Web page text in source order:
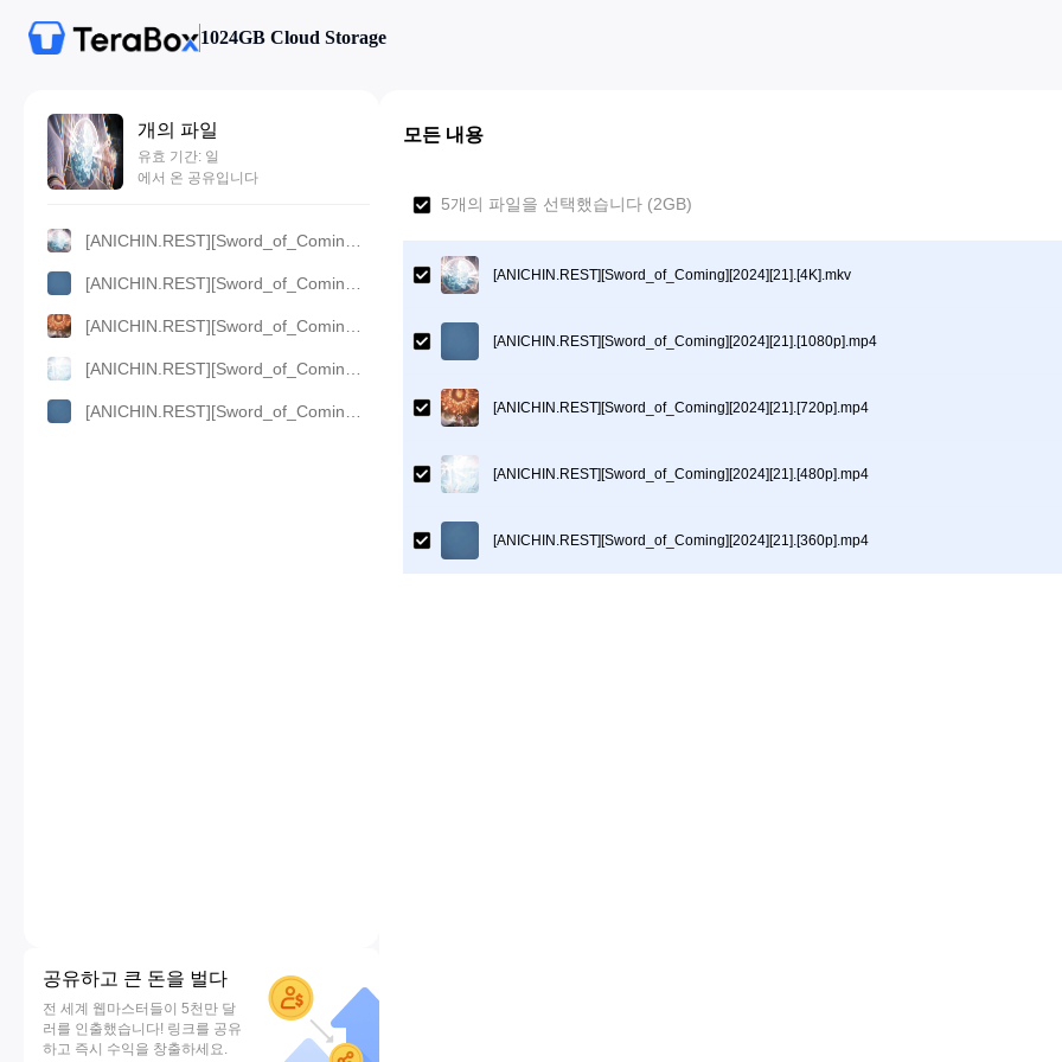
1024GB Cloud Storage
개의 파일
유효 기간: 일
에서 온 공유입니다
공유하고 큰 돈을 벌다
전 세계 웹마스터들이 5천만 달
러를 인출했습니다! 링크를 공유
하고 즉시 수익을 창출하세요.
모든 내용
5개의 파일을 선택했습니다 (2GB)
[ANICHIN.REST][Sword_of_Coming][2024][21].[4K].mkv
[ANICHIN.REST][Sword_of_Coming][2024][21].[1080p].mp4
[ANICHIN.REST][Sword_of_Coming][2024][21].[720p].mp4
[ANICHIN.REST][Sword_of_Coming][2024][21].[480p].mp4
[ANICHIN.REST][Sword_of_Coming][2024][21].[360p].mp4